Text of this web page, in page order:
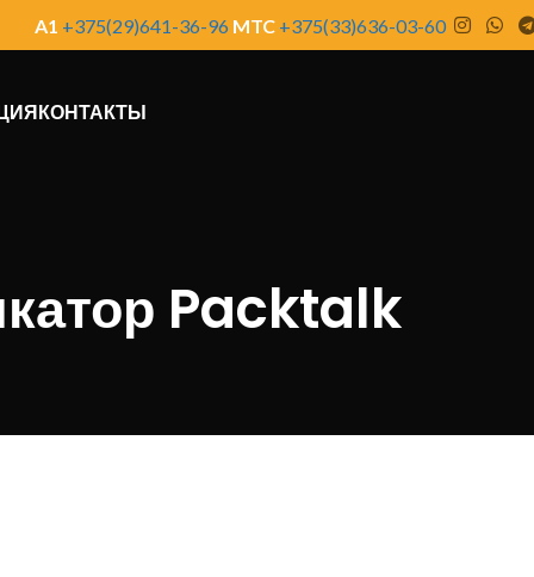
A1 +375(29)641-36-96 MTC +375(33)636-03-60
КОНТАКТЫ
Packtalk